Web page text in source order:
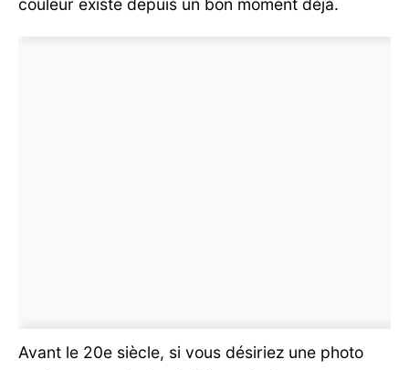
couleur existe depuis un bon moment déjà.
Avant le 20e siècle, si vous désiriez une photo